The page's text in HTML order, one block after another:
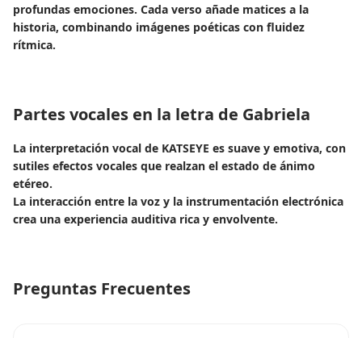
profundas emociones. Cada verso añade matices a la
historia, combinando imágenes poéticas con fluidez
rítmica.
Partes vocales en la letra de Gabriela
La interpretación vocal de KATSEYE es suave y emotiva, con
sutiles efectos vocales que realzan el estado de ánimo
etéreo.
La interacción entre la voz y la instrumentación electrónica
crea una experiencia auditiva rica y envolvente.
Preguntas Frecuentes